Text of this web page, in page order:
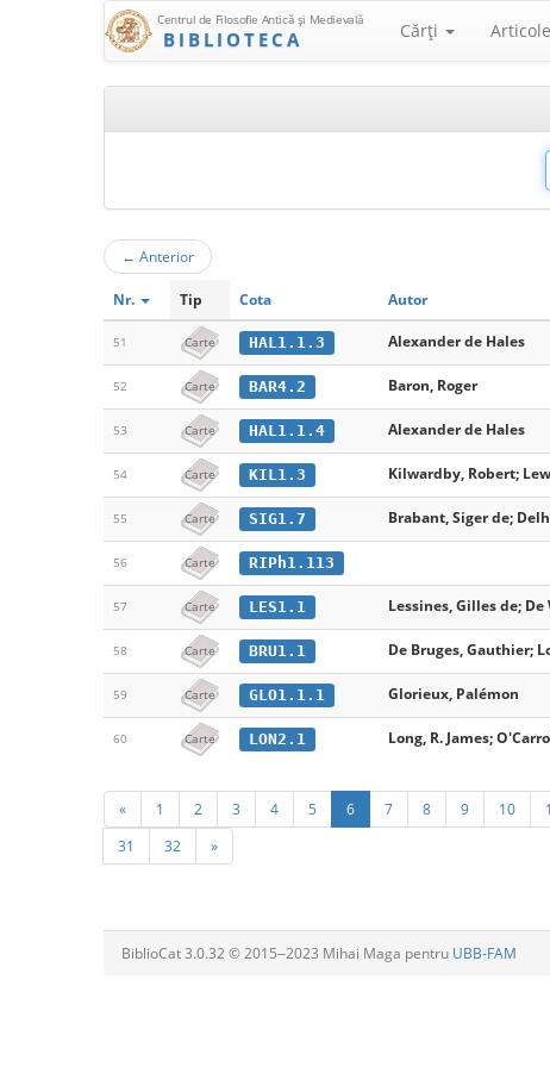
Centrul de Filosofie Antică şi Medievală
BIBLIOTECA Cărţi Articole
← Anterior
Nr. Tip Cota Autor
51 Carte HAL1.1.3 Alexander de Hales
52 Carte BAR4.2 Baron, Roger
53 Carte HAL1.1.4 Alexander de Hales
54 Carte KIL1.3 Kilwardby, Robert;
55 Carte SIG1.7 Brabant, Siger de;
56 Carte RIPh1.113
57 Carte LES1.1 Lessines, Gilles de;
58 Carte BRU1.1 De Bruges, Gauthier;
59 Carte GLO1.1.1 Glorieux, Palémon
60 Carte LON2.1 Long, R. James;
« 1 2 3 4 5 6 7 8 9 10
31
32 »
BiblioCat 3.0.32 © 2015‒2023 Mihai Maga pentru UBB-FAM